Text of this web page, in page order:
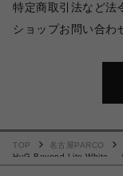
特定商取引法など法
ショップお問い合わ
TOP 名古屋PARCO
HuG Beyond Lite White （
フ 時計